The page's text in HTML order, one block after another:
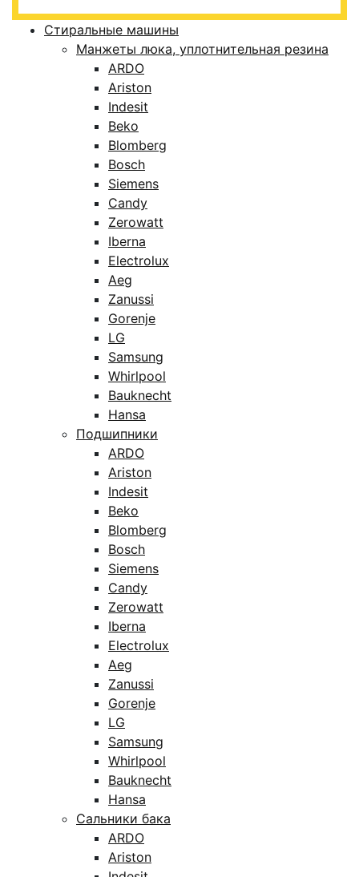
Стиральные машины
Манжеты люка, уплотнительная резина
ARDO
Ariston
Indesit
Beko
Blomberg
Bosch
Siemens
Candy
Zerowatt
Iberna
Electrolux
Aeg
Zanussi
Gorenje
LG
Samsung
Whirlpool
Bauknecht
Hansa
Подшипники
ARDO
Ariston
Indesit
Beko
Blomberg
Bosch
Siemens
Candy
Zerowatt
Iberna
Electrolux
Aeg
Zanussi
Gorenje
LG
Samsung
Whirlpool
Bauknecht
Hansa
Сальники бака
ARDO
Ariston